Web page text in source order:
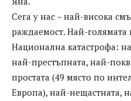
Сега у нас – най-висока
раждаемост. Най-голямата
Национална катастрофа:
най-престъпната, най-
простата (49 място по
Европа), най-нещастната,